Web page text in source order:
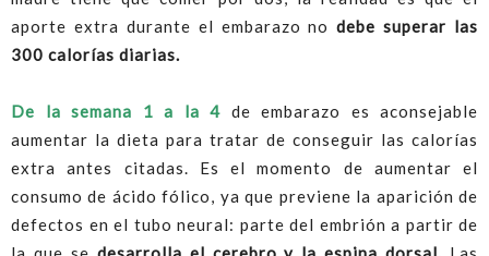
aporte extra durante el embarazo nodebe superar las
300 calorías diarias.
De la semana 1 a la 4 de embarazo es aconsejable
aumentar la dieta para tratar de conseguir las calorías
extra antes citadas. Es el momento de aumentar el
consumo de ácido fólico, ya que previene la aparición de
defectos en el tubo neural: parte del embrión a partir de